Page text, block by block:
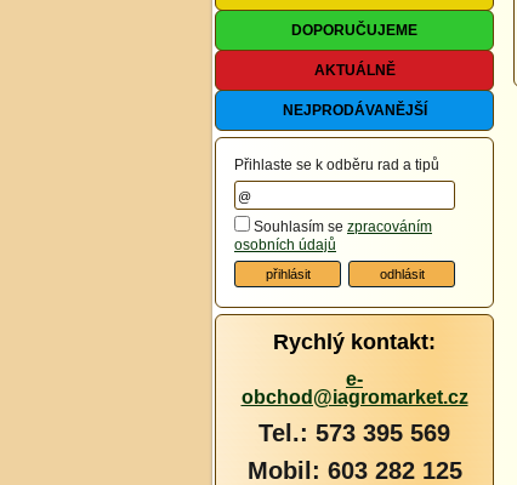
DOPORUČUJEME
AKTUÁLNĚ
NEJPRODÁVANĚJŠÍ
Přihlaste se k odběru rad a tipů
Souhlasím se zpracováním
osobních údajů
Rychlý kontakt:
e-
obchod@iagromarket.cz
Tel.: 573 395 569
Mobil: 603 282 125